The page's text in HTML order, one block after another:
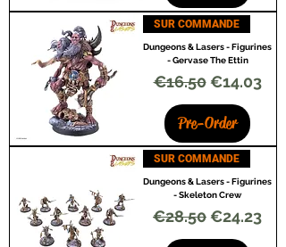
SUR COMMANDE
Dungeons & Lasers - Figurines
- Gervase The Ettin
Regular Price
€16.50 Sale Price
€14.03
Pre-Order
SUR COMMANDE
Dungeons & Lasers - Figurines
- Skeleton Crew
Regular Price
€28.50Sale Price
€24.23